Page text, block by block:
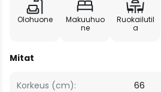
Olohuone
Makuuhuo
ne
Ruokailutil
a
Mitat
Korkeus (cm): 66